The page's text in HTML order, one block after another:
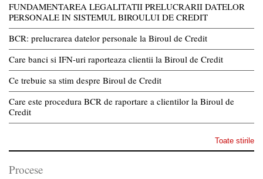
FUNDAMENTAREA LEGALITATII PRELUCRARII DATELOR
PERSONALE IN SISTEMUL BIROULUI DE CREDIT
BCR: prelucrarea datelor personale la Biroul de Credit
Care banci si IFN-uri raporteaza clientii la Biroul de Credit
Ce trebuie sa stim despre Biroul de Credit
Care este procedura BCR de raportare a clientilor la Biroul de
Credit
Toate stirile
Procese